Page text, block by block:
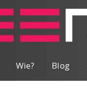
Wie? Blog